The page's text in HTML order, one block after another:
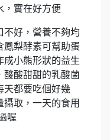
，實在好方便
不好，營養不夠均
鳳梨酵素可幫助蛋
成小熊形狀的益生
酸酸甜甜的乳酸菌
天都要吃個好幾
取，一天的食用
喔